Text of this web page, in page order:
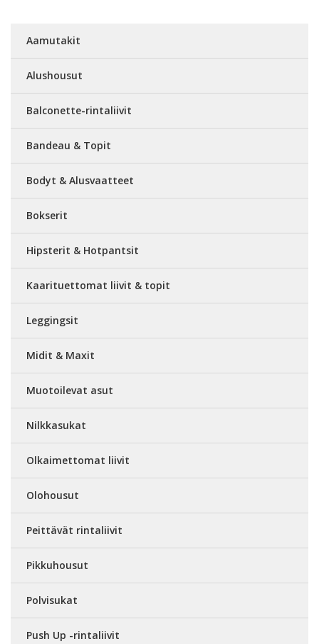
Aamutakit
Alushousut
Balconette-rintaliivit
Bandeau & Topit
Bodyt & Alusvaatteet
Bokserit
Hipsterit & Hotpantsit
Kaarituettomat liivit & topit
Leggingsit
Midit & Maxit
Muotoilevat asut
Nilkkasukat
Olkaimettomat liivit
Olohousut
Peittävät rintaliivit
Pikkuhousut
Polvisukat
Push Up -rintaliivit